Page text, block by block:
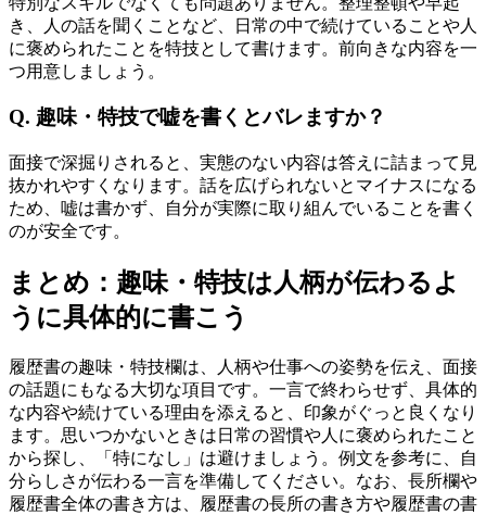
き、人の話を聞くことなど、日常の中で続けていることや人
に褒められたことを特技として書けます。前向きな内容を一
つ用意しましょう。
Q. 趣味・特技で嘘を書くとバレますか？
面接で深掘りされると、実態のない内容は答えに詰まって見
抜かれやすくなります。話を広げられないとマイナスになる
ため、嘘は書かず、自分が実際に取り組んでいることを書く
のが安全です。
まとめ：趣味・特技は人柄が伝わるよ
うに具体的に書こう
履歴書の趣味・特技欄は、人柄や仕事への姿勢を伝え、面接
の話題にもなる大切な項目です。一言で終わらせず、具体的
な内容や続けている理由を添えると、印象がぐっと良くなり
ます。思いつかないときは日常の習慣や人に褒められたこと
から探し、「特になし」は避けましょう。例文を参考に、自
分らしさが伝わる一言を準備してください。なお、長所欄や
履歴書全体の書き方は、履歴書の長所の書き方や履歴書の書